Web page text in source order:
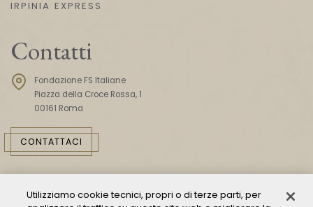
IRPINIA EXPRESS
Contatti
Fondazione FS Italiane
Piazza della Croce Rossa, 1
00161 Roma
CONTATTACI
Utilizziamo cookie tecnici, propri o di terze parti, per